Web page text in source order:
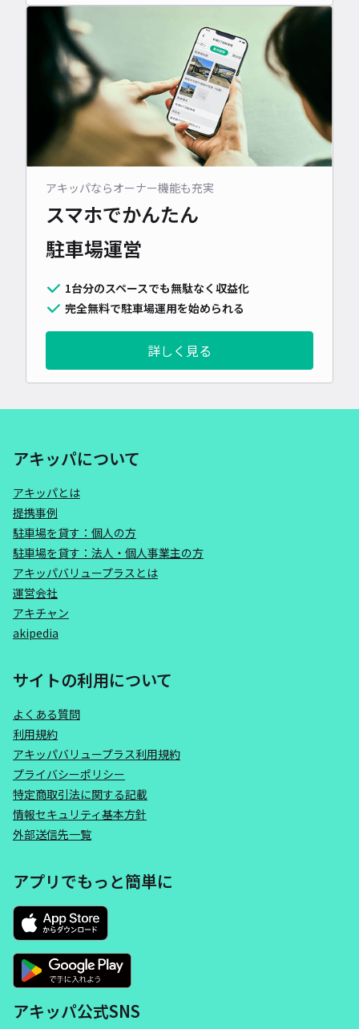
アキッパならオーナー機能も充実
スマホでかんたん
駐車場運営
1台分のスペースでも無駄なく収益化
完全無料で駐車場運用を始められる
詳しく見る
アキッパについて
アキッパとは
提携事例
駐車場を貸す：個人の方
駐車場を貸す：法人・個人事業主の方
アキッパバリュープラスとは
運営会社
アキチャン
akipedia
サイトの利用について
よくある質問
利用規約
アキッパバリュープラス利用規約
プライバシーポリシー
特定商取引法に関する記載
情報セキュリティ基本方針
外部送信先一覧
アプリでもっと簡単に
アキッパ公式SNS